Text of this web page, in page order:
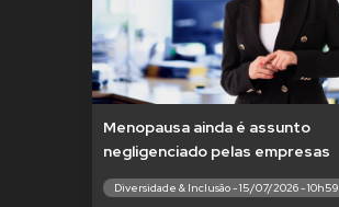
Menopausa ainda é assunto
negligenciado pelas empresas
Diversidade & Inclusão - 15/07/2026 - 10h59